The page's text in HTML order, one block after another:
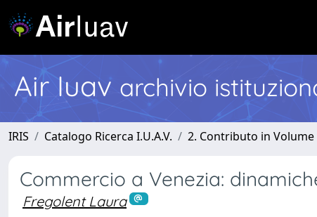
Air Iuav archivio
IRIS Catalogo Ricerca I.U.A.V. 2. Contributo in Volume
Commercio a Venezia:
Fregolent Laura